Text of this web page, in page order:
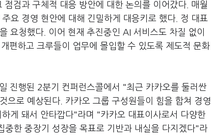
검과 구체적 대응 방안에 대한 논의를 이어갔다. 매월
요 경영 현안에 대해 긴밀하게 대응키로 했다. 정 대표
요청했다. 이어 현재 추진중인 AI 서비스도 차질 없이
편하고 크루들이 업무에 몰입할 수 있도록 제도적 문화
진행된 2분기 컨퍼런스콜에서 "최근 카카오를 둘러싼
으로 예상된다. 카카오 그룹 구성원들이 힘을 합쳐 경영
게 돼서 안타깝다"라며 "카카오 대표이사로서 다양한
한 중장기 성장을 목표로 기반과 내실을 다지겠다"라